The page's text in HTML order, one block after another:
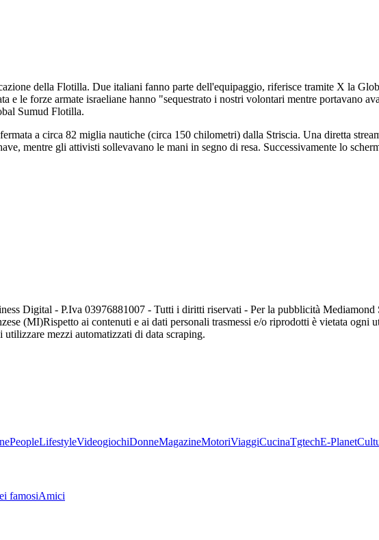
della Flotilla. Due italiani fanno parte dell'equipaggio, riferisce tramite X la
e le forze armate israeliane hanno "sequestrato i nostri volontari mentre portavano
Sumud Flotilla.
a circa 82 miglia nautiche (circa 150 chilometri) dalla Striscia. Una diretta
mentre gli attivisti sollevavano le mani in segno di resa. Successivamente lo
Digital - P.Iva 03976881007 - Tutti i diritti riservati - Per la pubblicità
(MI)Rispetto ai contenuti e ai dati personali trasmessi e/o riprodotti è vietata ogni
mezzi automatizzati di data scraping.
PeopleLifestyleVideogiochiDonneMagazineMotoriViaggiCucinaTgtechE-Planet
famosiAmici